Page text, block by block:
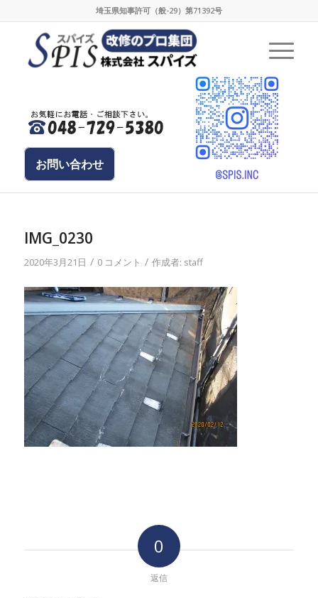
埼玉県知事許可（般-29）第71392号
お問い合わせ
IMG_0230
2020年3月21日 / 0 コメント / 作成者: staff
0
返信